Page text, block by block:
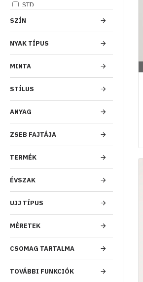
MÉRETEK
CSOMAG TARTALMA
ZSEB FAJTÁJA
ÉVSZAK
TOVÁBBI FUNKCIÓK
SZÍN
TERMÉK
ANYAG
NYAK TÍPUS
MINTA
STÍLUS
UJJ TÍPUS
STD